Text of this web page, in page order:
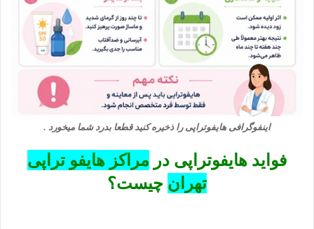
اینفوگرافی هایفوتراپی را ذخیره کنید قطعا بدرد شما میخورد .
فواید هایفوتراپی در مراکز هایفو تراپی
تهران چیست؟